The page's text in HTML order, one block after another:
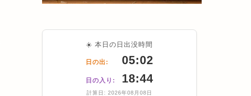
☀️ 本日の日出没時間
日の出: 05:02
日の入り: 18:44
計算日: 2026年08月08日